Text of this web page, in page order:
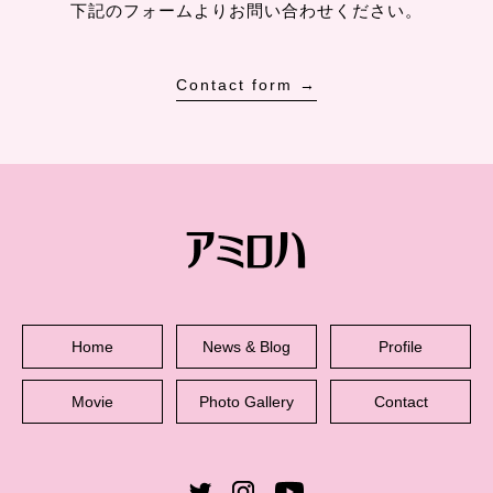
下記のフォームよりお問い合わせください。
Contact form →
Home News & Blog Profile
Movie Photo Gallery Contact